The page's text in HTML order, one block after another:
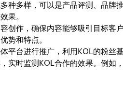
种多样，可以是产品评测、品牌
果。
创作，确保内容能够吸引目标客
势和特点。
平台进行推广，利用KOL的粉丝
实时监测KOL合作的效果。例如